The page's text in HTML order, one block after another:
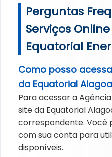
Perguntas
Serviços Online
Equatorial
Como posso
da Equatorial
Para acessar a
site da Equatorial
correspondente. Você
com sua conta para
disponíveis.